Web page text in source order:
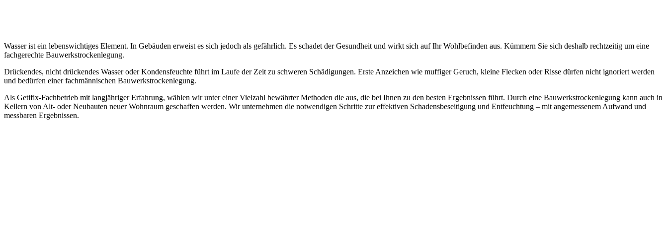
Wasser ist ein lebenswichtiges Element. In Gebäuden erweist es sich jedoch als gefährlich. Es schadet der Gesundheit und wirkt sich auf Ihr Wohlbefinden aus. Kümmern Sie sich deshalb rechtzeitig um eine
fachgerechte Bauwerkstrockenlegung.
Drückendes, nicht drückendes Wasser oder Kondensfeuchte führt im Laufe der Zeit zu schweren Schädigungen. Erste Anzeichen wie muffiger Geruch, kleine Flecken oder Risse dürfen nicht ignoriert werden
und bedürfen einer fachmännischen Bauwerkstrockenlegung.
Als Getifix-Fachbetrieb mit langjähriger Erfahrung, wählen wir unter einer Vielzahl bewährter Methoden die aus, die bei Ihnen zu den besten Ergebnissen führt. Durch eine Bauwerkstrockenlegung kann auch in
Kellern von Alt- oder Neubauten neuer Wohnraum geschaffen werden. Wir unternehmen die notwendigen Schritte zur effektiven Schadensbeseitigung und Entfeuchtung – mit angemessenem Aufwand und
messbaren Ergebnissen.